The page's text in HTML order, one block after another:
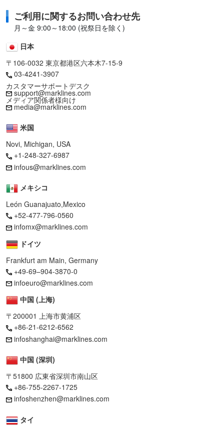
ご利用に関するお問い合わせ先
月～金 9:00～18:00 (祝祭日を除く)
日本
〒106-0032 東京都港区六本木7-15-9
03-4241-3907
カスタマーサポートデスク
support@marklines.com
メディア関係者様向け
media@marklines.com
米国
Novi, Michigan, USA
+1-248-327-6987
infous@marklines.com
メキシコ
León Guanajuato,Mexico
+52-477-796-0560
infomx@marklines.com
ドイツ
Frankfurt am Main, Germany
+49-69–904-3870-0
infoeuro@marklines.com
中国 (上海)
〒200001 上海市黄浦区
+86-21-6212-6562
infoshanghai@marklines.com
中国 (深圳)
〒51800 広東省深圳市南山区
+86-755-2267-1725
infoshenzhen@marklines.com
タイ